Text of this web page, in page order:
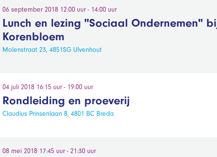
06 september 2018 12:00 uur - 14:00 uur
Lunch en lezing "Sociaal Ondernemen"
Korenbloem
Molenstraat 23, 4851SG Ulvenhout
04 juli 2018 16:15 uur - 19:00 uur
Rondleiding en proeverij
Claudius Prinsenlaan 8, 4801 BC Breda
08 mei 2018 17:45 uur - 21:30 uur